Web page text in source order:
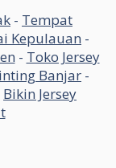
- Tempat
Kepulauan -
- Toko Jersey
Banjar -
Bikin Jersey